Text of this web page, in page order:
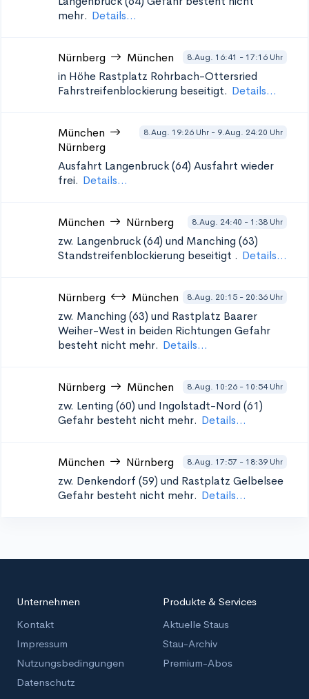
mehr. Details...
Nürnberg München 8.Aug. 16:41 - 17:16 Uhr
in Höhe Rastplatz Rohrbach-Ottersried
Fahrstreifenblockierung beseitigt. Details...
München
Nürnberg
8.Aug. 19:26 Uhr - 9.Aug. 24:20 Uhr
Ausfahrt Langenbruck (64) Ausfahrt wieder
frei. Details...
München Nürnberg 8.Aug. 24:40 - 1:38 Uhr
zw. Langenbruck (64) und Manching (63)
Standstreifenblockierung beseitigt . Details...
Nürnberg München 8.Aug. 20:15 - 20:36 Uhr
zw. Manching (63) und Rastplatz Baarer
Weiher-West in beiden Richtungen Gefahr
besteht nicht mehr. Details...
Nürnberg München 8.Aug. 10:26 - 10:54 Uhr
zw. Lenting (60) und Ingolstadt-Nord (61)
Gefahr besteht nicht mehr. Details...
München Nürnberg 8.Aug. 17:57 - 18:39 Uhr
zw. Denkendorf (59) und Rastplatz Gelbelsee
Gefahr besteht nicht mehr. Details...
Unternehmen
Kontakt
Impressum
Nutzungsbedingungen
Datenschutz
Produkte & Services
Aktuelle Staus
Stau-Archiv
Premium-Abos